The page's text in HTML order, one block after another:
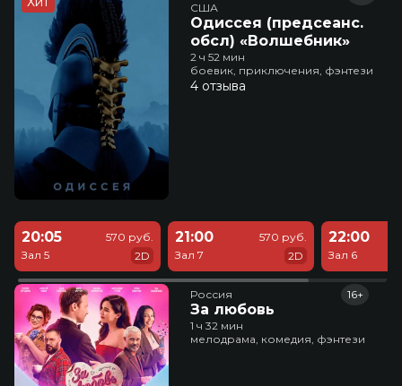
США
Одиссея (предсеанс.
обсл) «Волшебник»
2 ч 52 мин
боевик, приключения, фэнтези
4 отзыва
20:05
Зал 5
570 руб.
2D
21:00
Зал 7
570 руб.
2D
22:00
Зал 6
Россия
За любовь
16+
1 ч 32 мин
мелодрама, комедия, фэнтези